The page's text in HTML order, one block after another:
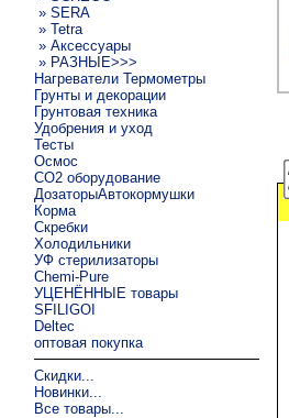
» SERA
» Tetra
» Аксессуары
» РАЗНЫЕ>>>
Нагреватели Термометры
Грунты и декорации
Грунтовая техника
Удобрения и уход
Тесты
Осмос
CO2 оборудование
ДозаторыАвтокормушки
Корма
Скребки
Холодильники
УФ стерилизаторы
Chemi-Pure
УЦЕНЁННЫЕ товары
SFILIGOI
Deltec
оптовая покупка
Скидки...
Новинки...
Все товары...